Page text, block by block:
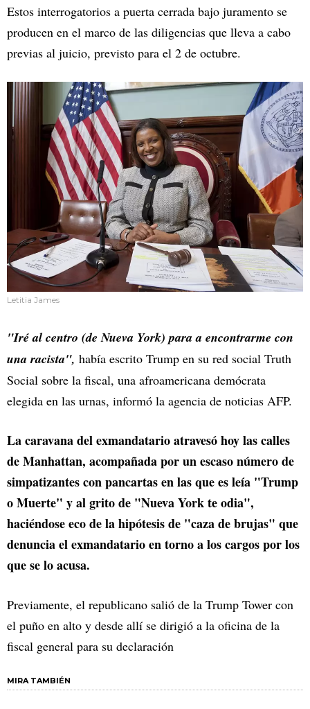
Estos interrogatorios a puerta cerrada bajo juramento se
producen en el marco de las diligencias que lleva a cabo
previas al juicio, previsto para el 2 de octubre.
Letitia James
"Iré al centro (de Nueva York) para a encontrarme con
una racista", había escrito Trump en su red social Truth
Social sobre la fiscal, una afroamericana demócrata
elegida en las urnas, informó la agencia de noticias AFP.
La caravana del exmandatario atravesó hoy las calles
de Manhattan, acompañada por un escaso número de
simpatizantes con pancartas en las que es leía "Trump
o Muerte" y al grito de "Nueva York te odia",
haciéndose eco de la hipótesis de "caza de brujas" que
denuncia el exmandatario en torno a los cargos por los
que se lo acusa.
Previamente, el republicano salió de la Trump Tower con
el puño en alto y desde allí se dirigió a la oficina de la
fiscal general para su declaración
MIRA TAMBIÉN